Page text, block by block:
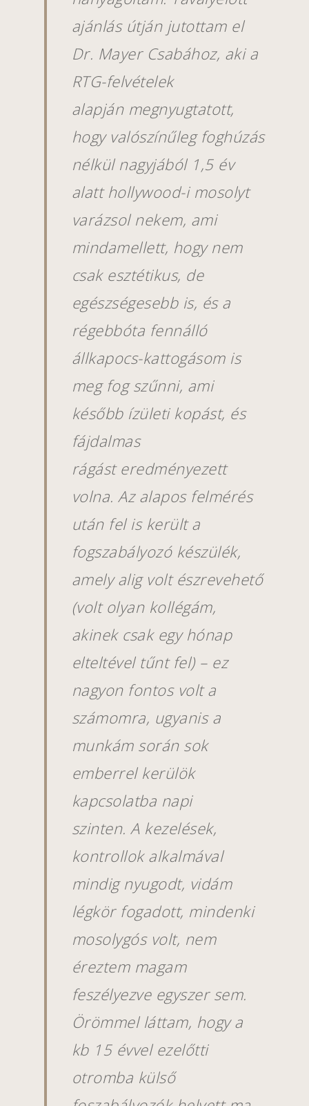
ajánlás útján jutottam el
Dr. Mayer Csabához, aki a
RTG-felvételek
alapján megnyugtatott,
hogy valószínűleg foghúzás
nélkül nagyjából 1,5 év
alatt hollywood-i mosolyt
varázsol nekem, ami
mindamellett, hogy nem
csak esztétikus, de
egészségesebb is, és a
régebbóta fennálló
állkapocs-kattogásom is
meg fog szűnni, ami
később ízületi kopást, és
fájdalmas
rágást eredményezett
volna.Az alapos felmérés
után fel is került a
fogszabályozó készülék,
amely alig volt észrevehető
(volt olyan kollégám,
akinek csak egy hónap
elteltével tűnt fel) – ez
nagyon fontos volt a
számomra, ugyanis a
munkám során sok
emberrel kerülök
kapcsolatba napi
szinten.A kezelések,
kontrollok alkalmával
mindig nyugodt, vidám
légkör fogadott, mindenki
mosolygós volt, nem
éreztem magam
feszélyezve egyszer sem.
Örömmel láttam, hogy a
kb 15 évvel ezelőtti
otromba külső